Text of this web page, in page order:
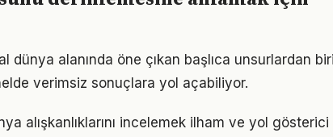
dünya alanında öne çıkan başlıca unsurlardan
verimsiz sonuçlara yol açabiliyor.
alışkanlıklarını incelemek ilham ve yol